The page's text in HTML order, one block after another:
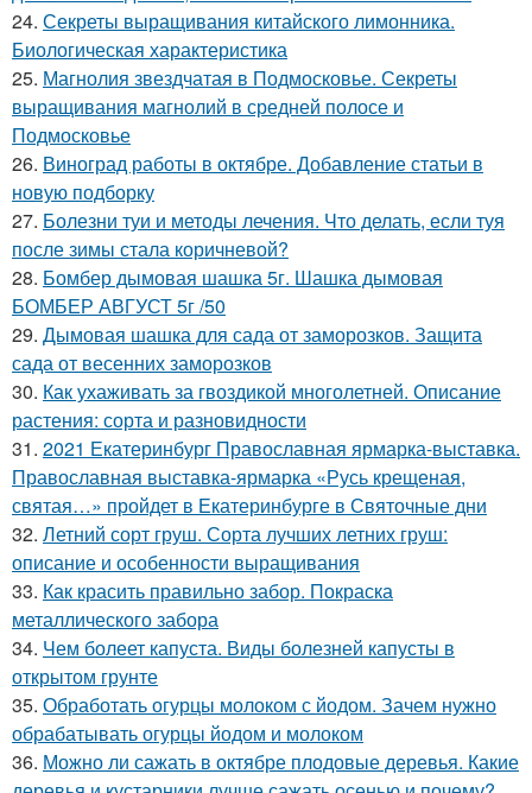
24. Секреты выращивания китайского лимонника.
Биологическая характеристика
25. Магнолия звездчатая в Подмосковье. Секреты
выращивания магнолий в средней полосе и
Подмосковье
26. Виноград работы в октябре. Добавление статьи в
новую подборку
27. Болезни туи и методы лечения. Что делать, если туя
после зимы стала коричневой?
28. Бомбер дымовая шашка 5г. Шашка дымовая
БОМБЕР АВГУСТ 5г /50
29. Дымовая шашка для сада от заморозков. Защита
сада от весенних заморозков
30. Как ухаживать за гвоздикой многолетней. Описание
растения: сорта и разновидности
31. 2021 Екатеринбург Православная ярмарка-выставка.
Православная выставка-ярмарка «Русь крещеная,
святая…» пройдет в Екатеринбурге в Святочные дни
32. Летний сорт груш. Сорта лучших летних груш:
описание и особенности выращивания
33. Как красить правильно забор. Покраска
металлического забора
34. Чем болеет капуста. Виды болезней капусты в
открытом грунте
35. Обработать огурцы молоком с йодом. Зачем нужно
обрабатывать огурцы йодом и молоком
36. Можно ли сажать в октябре плодовые деревья. Какие